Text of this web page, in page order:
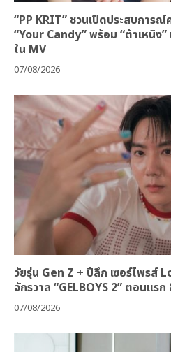
“PP KRIT” ชวนเปิดประสบการณ์
“Your Candy” พร้อม “ต้าเหนิง
ใน MV
07/08/2026
วัยรุ่น Gen Z + ปีลึก เซอร์ไพรส์
จักรวาล “GELBOYS 2” ตอนแร
07/08/2026